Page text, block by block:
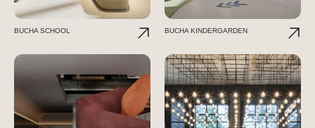
BUCHA SCHOOL BUCHA KINDERGARDEN